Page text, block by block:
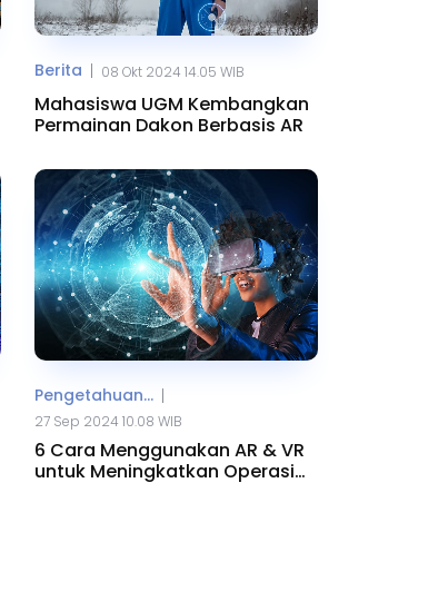
Berita 08 Okt 2024 14.05 WIB
Mahasiswa UGM Kembangkan
Permainan Dakon Berbasis AR
Pengetahuan...
27 Sep 2024 10.08 WIB
6 Cara Menggunakan AR & VR
untuk Meningkatkan Operasi